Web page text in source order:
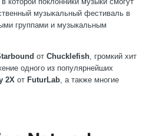
музыкальный фестиваль в
группами и музыкальным
от Chucklefish , громкий хит
одного из популярнейших
2X от FuturLab , а также многие